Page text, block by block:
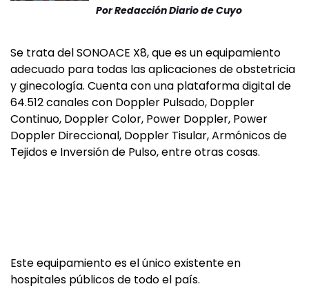
PorRedacción Diario de Cuyo
Se trata del SONOACE X8, que es un equipamiento
adecuado para todas las aplicaciones de obstetricia
y ginecología. Cuenta con una plataforma digital de
64.512 canales con Doppler Pulsado, Doppler
Continuo, Doppler Color, Power Doppler, Power
Doppler Direccional, Doppler Tisular, Armónicos de
Tejidos e Inversión de Pulso, entre otras cosas.
Este equipamiento es el único existente en
hospitales públicos de todo el país.